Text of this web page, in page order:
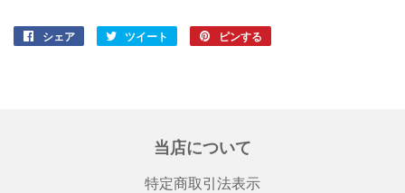
シェア
Facebookツイート
Twitter
ピンする
当店について
特定商取引法表示